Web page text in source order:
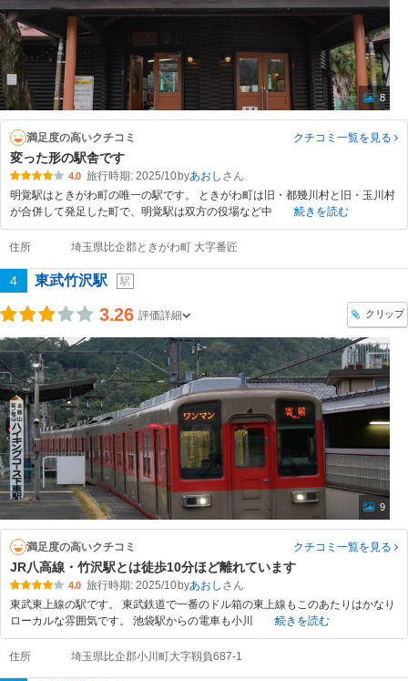
8
満足度の高いクチコミ クチコミ一覧を見る
変った形の駅舎です
4.0 旅行時期: 2025/10byあおし
明覚駅はときがわ町の唯一の駅です。 ときがわ町は旧・都幾川村と旧・玉川村
が合併して発足した町で、明覚駅は双方の役場など中
続きを読む
住所 埼玉県比企郡ときがわ町 大字番匠
4 東武竹沢駅 駅
3.26 評価詳細 クリップ
9
満足度の高いクチコミ クチコミ一覧を見る
JR八高線・竹沢駅とは徒歩10分ほど離れています
4.0 旅行時期: 2025/10byあおし
東武東上線の駅です。 東武鉄道で一番のドル箱の東上線もこのあたりはかなり
ローカルな雰囲気です。 池袋駅からの電車も小川
続きを読む
住所 埼玉県比企郡小川町大字靱負687-1